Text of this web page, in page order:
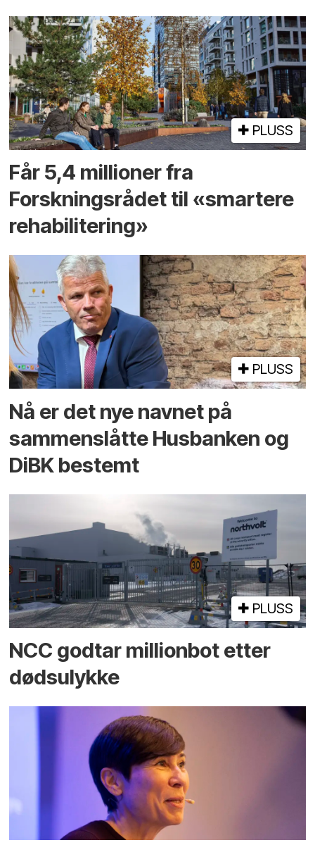
PLUSS
Får 5,4 millioner fra
Forskningsrådet til «smartere
rehabilitering»
PLUSS
Nå er det nye navnet på
sammenslåtte Husbanken og
DiBK bestemt
PLUSS
NCC godtar millionbot etter
dødsulykke